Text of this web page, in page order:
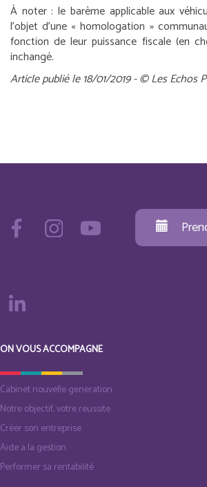
À noter : le barème applicable aux
l’objet d’une « homologation »
fonction de leur puissance fiscale (en
inchangé.
Article publié le 18/01/2019 - © Les Echos
ON VOUS ACCOMPAGNE
Cabinet nouvelle generation
Notre objectif, votre reussite
Créer son entreprise
Aide a la gestion
Performer sa rentabilité